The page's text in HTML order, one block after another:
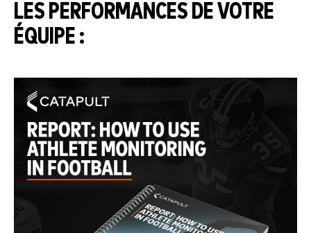
LES PERFORMANCES DE VOTRE
ÉQUIPE :